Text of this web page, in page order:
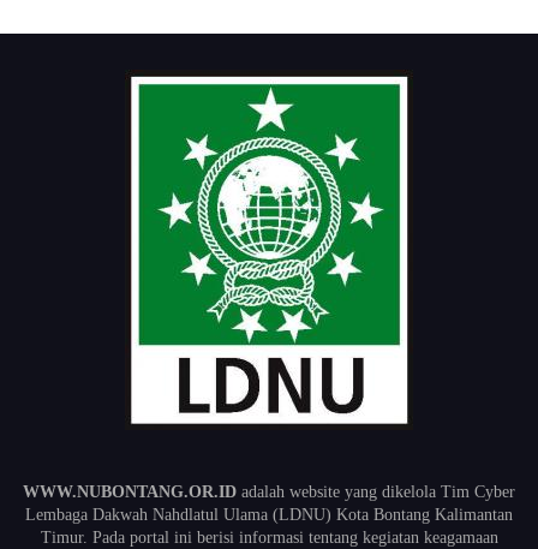
WWW.NUBONTANG.OR.ID adalah website yang dikelola Tim Cyber
Lembaga Dakwah Nahdlatul Ulama (LDNU) Kota Bontang Kalimantan
Timur. Pada portal ini berisi informasi tentang kegiatan keagamaan